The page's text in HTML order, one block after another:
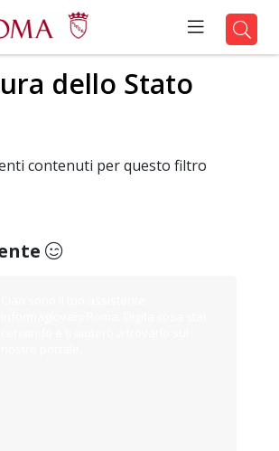
dello Stato
contenuti per questo filtro